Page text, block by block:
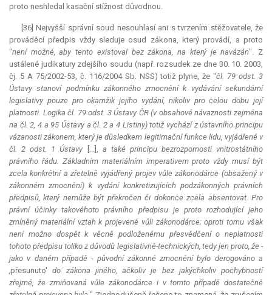
proto neshledal kasační stížnost důvodnou.
[36] Nejvyšší správní soud nesouhlasí ani s tvrzením stěžovatele, že
prováděcí předpis vždy sleduje osud zákona, který provádí, a proto
"není možné, aby tento existoval bez zákona, na který je navázán". Z
ustálené judikatury zdejšího soudu (např. rozsudek ze dne 30. 10. 2003,
čj. 5 A 75/2002-53, č. 116/2004 Sb. NSS) totiž plyne, že "čl. 79 odst. 3
Ústavy stanoví podmínku zákonného zmocnění k vydávání sekundární
legislativy pouze pro okamžik jejího vydání, nikoliv pro celou dobu její
platnosti. Logika čl. 79 odst. 3 Ústavy ČR (v obsahové návaznosti zejména
na čl. 2, 4 a 95 Ústavy a čl. 2 a 4 Listiny) totiž vychází z ústavního principu
vázanosti zákonem, který je důsledkem legitimační funkce lidu, vyjádřené v
čl. 2 odst. 1 Ústavy
[...], a také principu bezrozpornosti vnitrostátního
právního řádu. Základním materiálním imperativem proto vždy musí být
zcela konkrétní a zřetelně vyjádřený projev vůle zákonodárce (obsažený v
zákonném zmocnění) k vydání konkretizujících podzákonných právních
předpisů, který nemůže být překročen či dokonce zcela absentovat. Pro
právní účinky takovéhoto právního předpisu je proto rozhodující jeho
zmíněný materiální vztah k projevené vůli zákonodárce; oproti tomu však
není možno dospět k věcně podloženému přesvědčení o neplatnosti
tohoto předpisu toliko z důvodů legislativně-technických, tedy jen proto, že -
jako v daném případě - původní zákonné zmocnění bylo derogováno a
,přesunuto'do zákona jiného, ačkoliv je bez jakýchkoliv pochybností
zřejmé, že zmiňovaná vůle zákonodárce i v tomto případě dostatečně